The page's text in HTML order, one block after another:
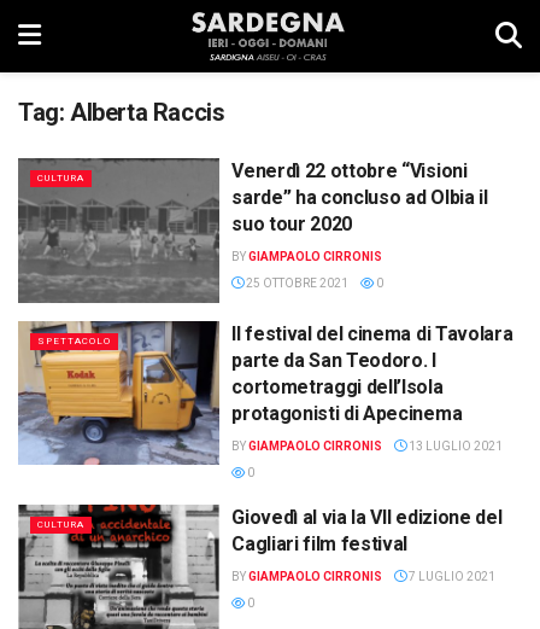
Tag: Alberta Raccis
CULTURA
Venerdì 22 ottobre “Visioni
sarde” ha concluso ad Olbia il
suo tour 2020
BYGIAMPAOLO CIRRONIS
25 OTTOBRE 2021
0
SPETTACOLO
Il festival del cinema di Tavolara
parte da San Teodoro. I
cortometraggi dell’Isola
protagonisti di Apecinema
BYGIAMPAOLO CIRRONIS
13 LUGLIO 2021
0
CULTURA
Giovedì al via la VII edizione del
Cagliari film festival
BYGIAMPAOLO CIRRONIS
7 LUGLIO 2021
0